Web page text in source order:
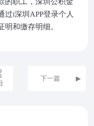
过i深圳APP登录个人
和缴存明细。
下一篇